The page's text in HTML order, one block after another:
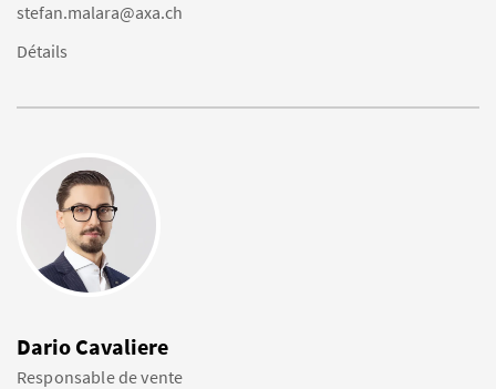
stefan.malara@axa.ch
Détails
Dario Cavaliere
Responsable de vente